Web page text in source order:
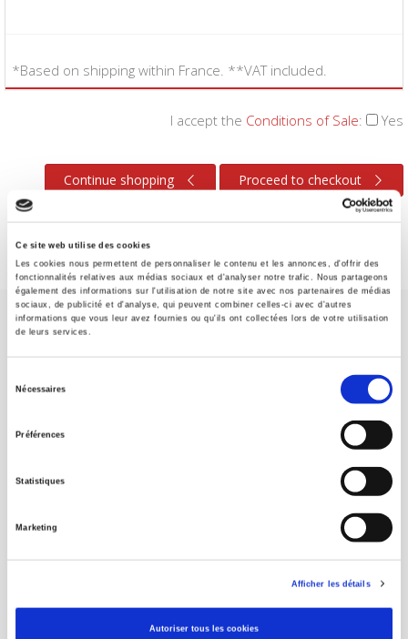
Ce site web utilise des cookies
Les cookies nous permettent de personnaliser le contenu et les annonces, d'offrir des
fonctionnalités relatives aux médias sociaux et d'analyser notre trafic. Nous partageons
également des informations sur l'utilisation de notre site avec nos partenaires de médias
sociaux, de publicité et d'analyse, qui peuvent combiner celles-ci avec d'autres
informations que vous leur avez fournies ou qu'ils ont collectées lors de votre utilisation
de leurs services.
Nécessaires
Préférences
Statistiques
Marketing
Afficher les détails
Autoriser tous les cookies
*Based on shipping within France. **VAT included.
I accept the Conditions of Sale: Yes
Continue shopping Proceed to checkout
SCIENCES PO UNIVERSITY PRESS has a threefold role: to publish
original research, to edit reference works for student use, and to
help public and political debate.
FOREIGN RIGHTS
FOR BOOKSHOPS
MY ACCOUNT